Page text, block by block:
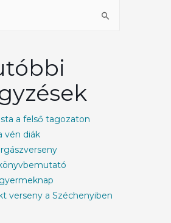
a felső tagozaton
vén diák
verseny a Széchenyiben